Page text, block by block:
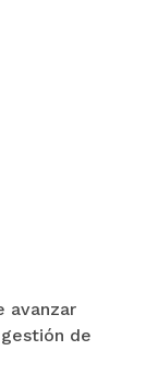
avanzar
de